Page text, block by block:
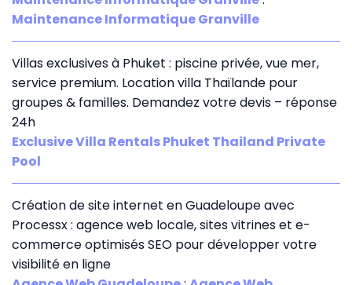
Maintenance Informatique Granville
Villas exclusives à Phuket : piscine privée, vue mer,
service premium. Location villa Thaïlande pour
groupes & familles. Demandez votre devis – réponse
24h
Exclusive Villa Rentals Phuket Thailand Private
Pool
Création de site internet en Guadeloupe avec
Processx : agence web locale, sites vitrines et e-
commerce optimisés SEO pour développer votre
visibilité en ligne